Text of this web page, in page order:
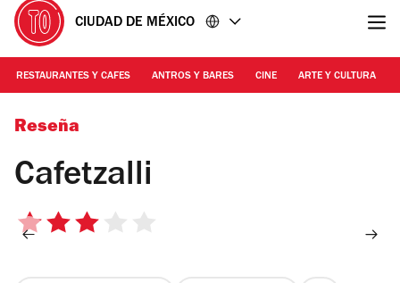
CIUDAD DE MÉXICO
RESTAURANTES Y CAFES ANTROS Y BARES CINE ARTE Y CULTURA
Foto: Alejandra Carbajal
Reseña
Cafetzalli
3